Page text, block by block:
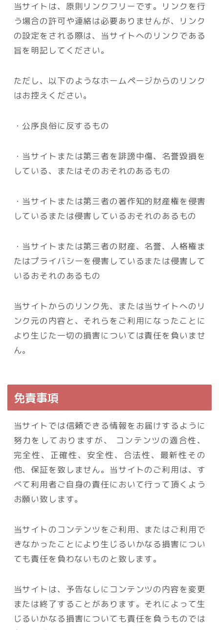
当サイトは、原則リンクフリーです。リンクを行
う場合の許可や連絡は必要ありませんが、リンク
の設定をされる際は、当サイトへのリンクである
旨を明記してください。
ただし、以下のようなホームページからのリンク
はお控えください。
・公序良俗に反するもの
・当サイトまたは第三者を誹謗中傷、名誉毀損を
している、またはそのおそれのあるもの
・当サイトまたは第三者の著作知的財産権を侵害
しているまたは侵害しているおそれのあるもの
・当サイトまたは第三者の財産、名誉、人格権ま
たはプライバシーを侵害しているまたは侵害して
いるおそれのあるもの
当サイトからのリンク先、または当サイトへのリ
ンク元の内容と、それらをご利用になったことに
より生じた一切の損害については責任を負いませ
ん。
免責事項
当サイトでは信頼できる情報をお届けするように
努力をしておりますが、 コンテンツの適合性、
完全性、正確性、安全性、合法性、最新性その
他、保証を致しません。当サイトのご利用は、す
べて利用者ご自身の責任において行って頂くよう
お願い致します。
当サイトのコンテンツをご利用、またはご利用で
きなかったことにより生じるいかなる損害につい
ても責任を負わないものと致します。
当サイトは、予告なしにコンテンツの内容を変更
または終了することがあります。それによって生
じるいかなる損害についても責任を負うものでは